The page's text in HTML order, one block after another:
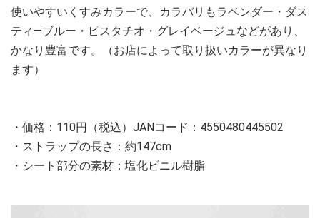
使いやすいくすみカラーで、カラバリもラベンダー・ダス
ティ―ブルー・ピスタチオ・グレイベージュなどがあり、
かなり豊富です。（お店によって取り扱いカラーが異なり
ます）
・価格：110円（税込）JANコード：4550480445502
・ストラップの長さ：約147cm
・シート部分の素材：塩化ビニル樹脂